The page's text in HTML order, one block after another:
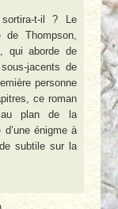
t-il ? Le
Thompson,
qui aborde de
jacents de
personne
ce roman
au plan de la
énigme à
subtile sur la